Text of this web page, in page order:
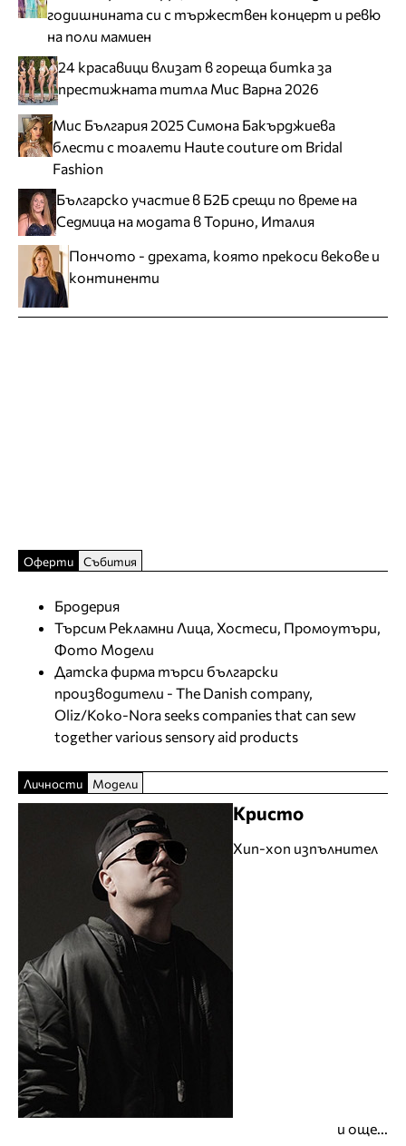
годишнината си с тържествен концерт и ревю
на поли мамиен
24 красавици влизат в гореща битка за
престижната титла Мис Варна 2026
Мис България 2025 Симона Бакърджиева
блести с тоалети Haute couture от Bridal
Fashion
Българско участие в Б2Б срещи по време на
Седмица на модата в Торино, Италия
Пончото - дрехата, която прекоси векове и
континенти
Оферти Събития
Бродерия
Търсим Рекламни Лица, Хостеси, Промоутъри,
Фото Модели
Датска фирма търси български
производители - The Danish company,
Oliz/Koko-Nora seeks companies that can sew
together various sensory aid products
Личности Модели
Кристо
Хип-хоп изпълнител
и още...